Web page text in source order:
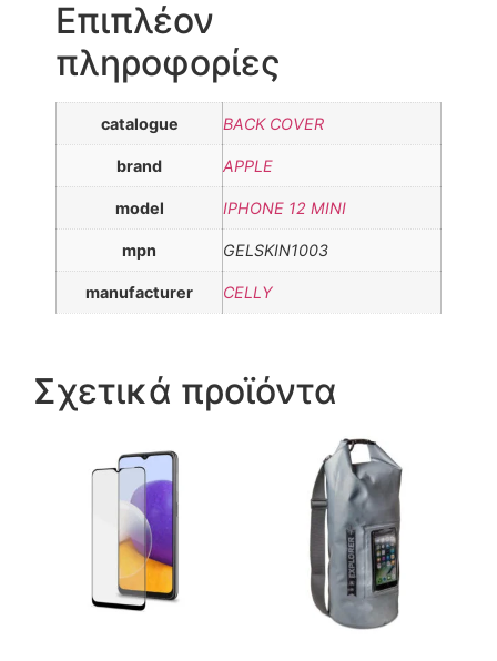
Επιπλέον
πληροφορίες
catalogue BACK COVER
brand APPLE
model IPHONE 12 MINI
mpn GELSKIN1003
manufacturer CELLY
Σχετικά προϊόντα